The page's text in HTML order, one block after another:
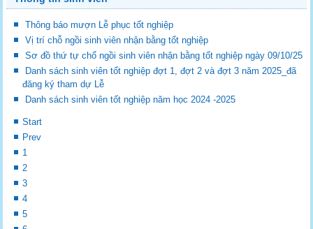
Thông báo mượn Lễ phục tốt nghiệp
Vị trí chỗ ngồi sinh viên nhận bằng tốt nghiệp
Sơ đồ thứ tự chổ ngồi sinh viên nhận bằng tốt nghiệp ngày 09/10/25
Danh sách sinh viên tốt nghiệp đợt 1, đợt 2 và đợt 3 năm 2025_đã
đăng ký tham dự Lễ
Danh sách sinh viên tốt nghiệp năm học 2024 -2025
Start
Prev
1
2
3
4
5